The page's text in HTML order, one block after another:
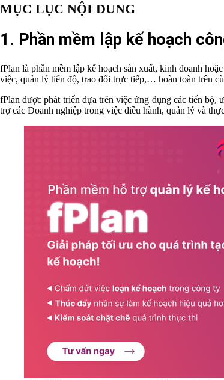
MỤC LỤC NỘI DUNG
1. Phần mềm lập kế hoạch
fPlan là phần mềm lập kế hoạch sản xuất, kinh doanh
việc, quản lý tiến độ, trao đổi trực tiếp,… hoàn toàn trên
fPlan được phát triển dựa trên việc ứng dụng các tiến
trợ các Doanh nghiệp trong việc điều hành, quản lý và